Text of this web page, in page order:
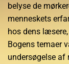
belyse de
menneskets
hos dens
Bogens temaer
undersøgelse af